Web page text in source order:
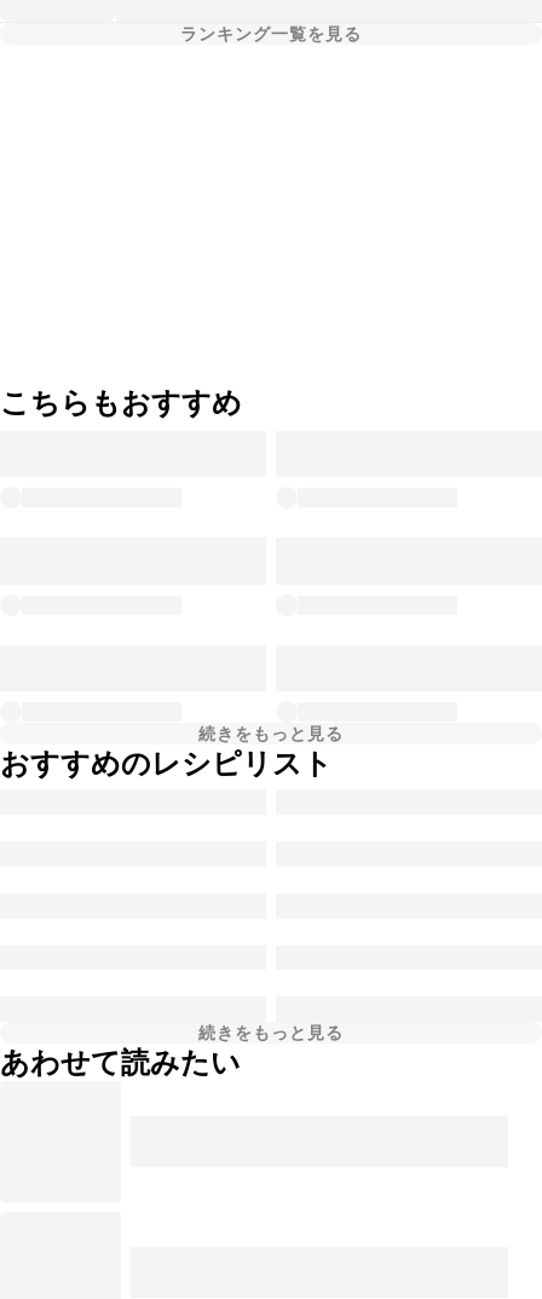
ランキング一覧を見る
こちらもおすすめ
続きをもっと見る
おすすめのレシピリスト
続きをもっと見る
あわせて読みたい